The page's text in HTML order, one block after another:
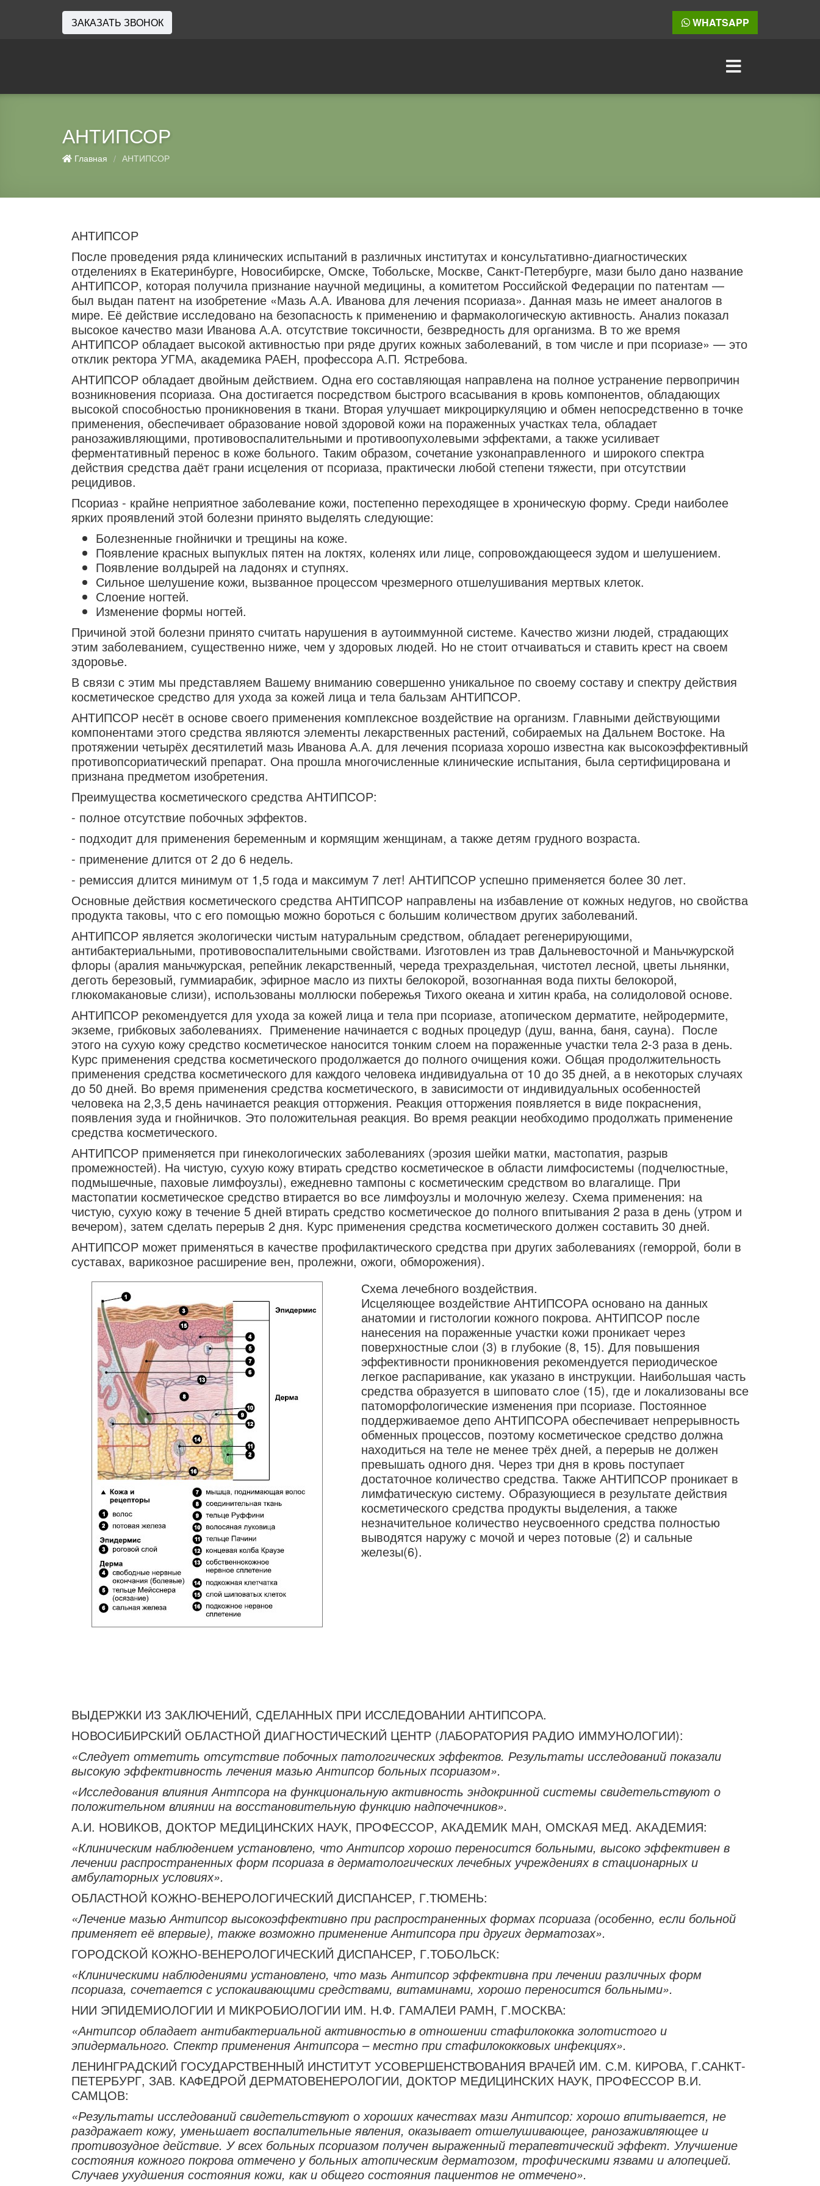
ЗАКАЗАТЬ ЗВОНОК WHATSAPP
АНТИПСОР
Главная / АНТИПСОР
АНТИПСОР
После проведения ряда клинических испытаний в различных институтах и консультативно-диагностических
отделениях в Екатеринбурге, Новосибирске, Омске, Тобольске, Москве, Санкт-Петербурге, мази было дано название
АНТИПСОР, которая получила признание научной медицины, а комитетом Российской Федерации по патентам —
был выдан патент на изобретение «Мазь А.А. Иванова для лечения псориаза». Данная мазь не имеет аналогов в
мире. Её действие исследовано на безопасность к применению и фармакологическую активность. Анализ показал
высокое качество мази Иванова А.А. отсутствие токсичности, безвредность для организма. В то же время
АНТИПСОР обладает высокой активностью при ряде других кожных заболеваний, в том числе и при псориазе» — это
отклик ректора УГМА, академика РАЕН, профессора А.П. Ястребова.
АНТИПСОР обладает двойным действием. Одна его составляющая направлена на полное устранение первопричин
возникновения псориаза. Она достигается посредством быстрого всасывания в кровь компонентов, обладающих
высокой способностью проникновения в ткани. Вторая улучшает микроциркуляцию и обмен непосредственно в точке
применения, обеспечивает образование новой здоровой кожи на пораженных участках тела, обладает
ранозаживляющими, противовоспалительными и противоопухолевыми эффектами, а также усиливает
ферментативный перенос в коже больного. Таким образом, сочетание узконаправленного и широкого спектра
действия средства даёт грани исцеления от псориаза, практически любой степени тяжести, при отсутствии
рецидивов.
Псориаз - крайне неприятное заболевание кожи, постепенно переходящее в хроническую форму. Среди наиболее
ярких проявлений этой болезни принято выделять следующие:
Болезненные гнойнички и трещины на коже.
Появление красных выпуклых пятен на локтях, коленях или лице, сопровождающееся зудом и шелушением.
Появление волдырей на ладонях и ступнях.
Сильное шелушение кожи, вызванное процессом чрезмерного отшелушивания мертвых клеток.
Слоение ногтей.
Изменение формы ногтей.
Причиной этой болезни принято считать нарушения в аутоиммунной системе. Качество жизни людей, страдающих
этим заболеванием, существенно ниже, чем у здоровых людей. Но не стоит отчаиваться и ставить крест на своем
здоровье.
В связи с этим мы представляем Вашему вниманию совершенно уникальное по своему составу и спектру действия
косметическое средство для ухода за кожей лица и тела бальзам АНТИПСОР.
АНТИПСОР несёт в основе своего применения комплексное воздействие на организм. Главными действующими
компонентами этого средства являются элементы лекарственных растений, собираемых на Дальнем Востоке. На
протяжении четырёх десятилетий мазь Иванова А.А. для лечения псориаза хорошо известна как высокоэффективный
противопсориатический препарат. Она прошла многочисленные клинические испытания, была сертифицирована и
признана предметом изобретения.
Преимущества косметического средства АНТИПСОР:
- полное отсутствие побочных эффектов.
- подходит для применения беременным и кормящим женщинам, а также детям грудного возраста.
- применение длится от 2 до 6 недель.
- ремиссия длится минимум от 1,5 года и максимум 7 лет! АНТИПСОР успешно применяется более 30 лет.
Основные действия косметического средства АНТИПСОР направлены на избавление от кожных недугов, но свойства
продукта таковы, что с его помощью можно бороться с большим количеством других заболеваний.
АНТИПСОР является экологически чистым натуральным средством, обладает регенерирующими,
антибактериальными, противовоспалительными свойствами. Изготовлен из трав Дальневосточной и Маньчжурской
флоры (аралия маньчжурская, репейник лекарственный, череда трехраздельная, чистотел лесной, цветы льнянки,
деготь березовый, гуммиарабик, эфирное масло из пихты белокорой, возогнанная вода пихты белокорой,
глюкомакановые слизи), использованы моллюски побережья Тихого океана и хитин краба, на солидоловой основе.
АНТИПСОР рекомендуется для ухода за кожей лица и тела при псориазе, атопическом дерматите, нейродермите,
экземе, грибковых заболеваниях. Применение начинается с водных процедур (душ, ванна, баня, сауна). После
этого на сухую кожу средство косметическое наносится тонким слоем на пораженные участки тела 2-3 раза в день.
Курс применения средства косметического продолжается до полного очищения кожи. Общая продолжительность
применения средства косметического для каждого человека индивидуальна от 10 до 35 дней, а в некоторых случаях
до 50 дней. Во время применения средства косметического, в зависимости от индивидуальных особенностей
человека на 2,3,5 день начинается реакция отторжения. Реакция отторжения появляется в виде покраснения,
появления зуда и гнойничков. Это положительная реакция. Во время реакции необходимо продолжать применение
средства косметического.
АНТИПСОР применяется при гинекологических заболеваниях (эрозия шейки матки, мастопатия, разрыв
промежностей). На чистую, сухую кожу втирать средство косметическое в области лимфосистемы (подчелюстные,
подмышечные, паховые лимфоузлы), ежедневно тампоны с косметическим средством во влагалище. При
мастопатии косметическое средство втирается во все лимфоузлы и молочную железу. Схема применения: на
чистую, сухую кожу в течение 5 дней втирать средство косметическое до полного впитывания 2 раза в день (утром и
вечером), затем сделать перерыв 2 дня. Курс применения средства косметического должен составить 30 дней.
АНТИПСОР может применяться в качестве профилактического средства при других заболеваниях (геморрой, боли в
суставах, варикозное расширение вен, пролежни, ожоги, обморожения).
Схема лечебного воздействия.
Исцеляющее воздействие АНТИПСОРА основано на данных
анатомии и гистологии кожного покрова. АНТИПСОР после
нанесения на пораженные участки кожи проникает через
поверхностные слои (3) в глубокие (8, 15). Для повышения
эффективности проникновения рекомендуется периодическое
легкое распаривание, как указано в инструкции. Наибольшая часть
средства образуется в шиповато слое (15), где и локализованы все
патоморфологические изменения при псориазе. Постоянное
поддерживаемое депо АНТИПСОРА обеспечивает непрерывность
обменных процессов, поэтому косметическое средство должна
находиться на теле не менее трёх дней, а перерыв не должен
превышать одного дня. Через три дня в кровь поступает
достаточное количество средства. Также АНТИПСОР проникает в
лимфатическую систему. Образующиеся в результате действия
косметического средства продукты выделения, а также
незначительное количество неусвоенного средства полностью
выводятся наружу с мочой и через потовые (2) и сальные
железы(6).
ВЫДЕРЖКИ ИЗ ЗАКЛЮЧЕНИЙ, СДЕЛАННЫХ ПРИ ИССЛЕДОВАНИИ АНТИПСОРА.
НОВОСИБИРСКИЙ ОБЛАСТНОЙ ДИАГНОСТИЧЕСКИЙ ЦЕНТР (ЛАБОРАТОРИЯ РАДИО ИММУНОЛОГИИ):
«Следует отметить отсутствие побочных патологических эффектов. Результаты исследований показали
высокую эффективность лечения мазью Антипсор больных псориазом».
«Исследования влияния Антпсора на функциональную активность эндокринной системы свидетельствуют о
положительном влиянии на восстановительную функцию надпочечников».
А.И. НОВИКОВ, ДОКТОР МЕДИЦИНСКИХ НАУК, ПРОФЕССОР, АКАДЕМИК МАН, ОМСКАЯ МЕД. АКАДЕМИЯ:
«Клиническим наблюдением установлено, что Антипсор хорошо переносится больными, высоко эффективен в
лечении распространенных форм псориаза в дерматологических лечебных учреждениях в стационарных и
амбулаторных условиях».
ОБЛАСТНОЙ КОЖНО-ВЕНЕРОЛОГИЧЕСКИЙ ДИСПАНСЕР, Г.ТЮМЕНЬ:
«Лечение мазью Антипсор высокоэффективно при распространенных формах псориаза (особенно, если больной
применяет её впервые), также возможно применение Антипсора при других дерматозах».
ГОРОДСКОЙ КОЖНО-ВЕНЕРОЛОГИЧЕСКИЙ ДИСПАНСЕР, Г.ТОБОЛЬСК:
«Клиническими наблюдениями установлено, что мазь Антипсор эффективна при лечении различных форм
псориаза, сочетается с успокаивающими средствами, витаминами, хорошо переносится больными».
НИИ ЭПИДЕМИОЛОГИИ И МИКРОБИОЛОГИИ ИМ. Н.Ф. ГАМАЛЕИ РАМН, Г.МОСКВА:
«Антипсор обладает антибактериальной активностью в отношении стафилококка золотистого и
эпидермального. Спектр применения Антипсора – местно при стафилококковых инфекциях».
ЛЕНИНГРАДСКИЙ ГОСУДАРСТВЕННЫЙ ИНСТИТУТ УСОВЕРШЕНСТВОВАНИЯ ВРАЧЕЙ ИМ. С.М. КИРОВА, Г.САНКТ-
ПЕТЕРБУРГ, ЗАВ. КАФЕДРОЙ ДЕРМАТОВЕНЕРОЛОГИИ, ДОКТОР МЕДИЦИНСКИХ НАУК, ПРОФЕССОР В.И.
САМЦОВ:
«Результаты исследований свидетельствуют о хороших качествах мази Антипсор: хорошо впитывается, не
раздражает кожу, уменьшает воспалительные явления, оказывает отшелушивающее, ранозаживляющее и
противозудное действие. У всех больных псориазом получен выраженный терапевтический эффект. Улучшение
состояния кожного покрова отмечено у больных атопическим дерматозом, трофическими язвами и алопецией.
Случаев ухудшения состояния кожи, как и общего состояния пациентов не отмечено».